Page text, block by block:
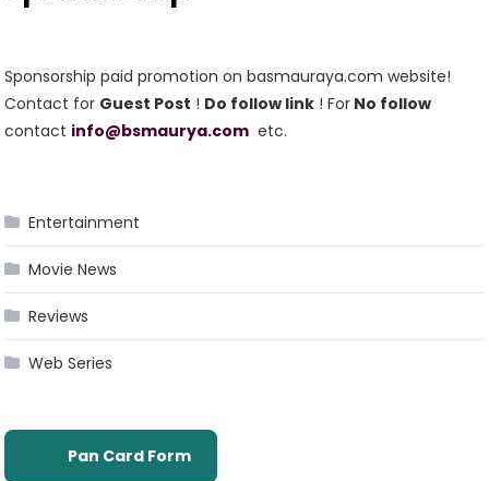
Sponsorship paid promotion on basmauraya.com website!
Contact for Guest Post ! Do follow link ! For No follow
contact info@bsmaurya.com etc.
Entertainment
Movie News
Reviews
Web Series
Pan Card Form